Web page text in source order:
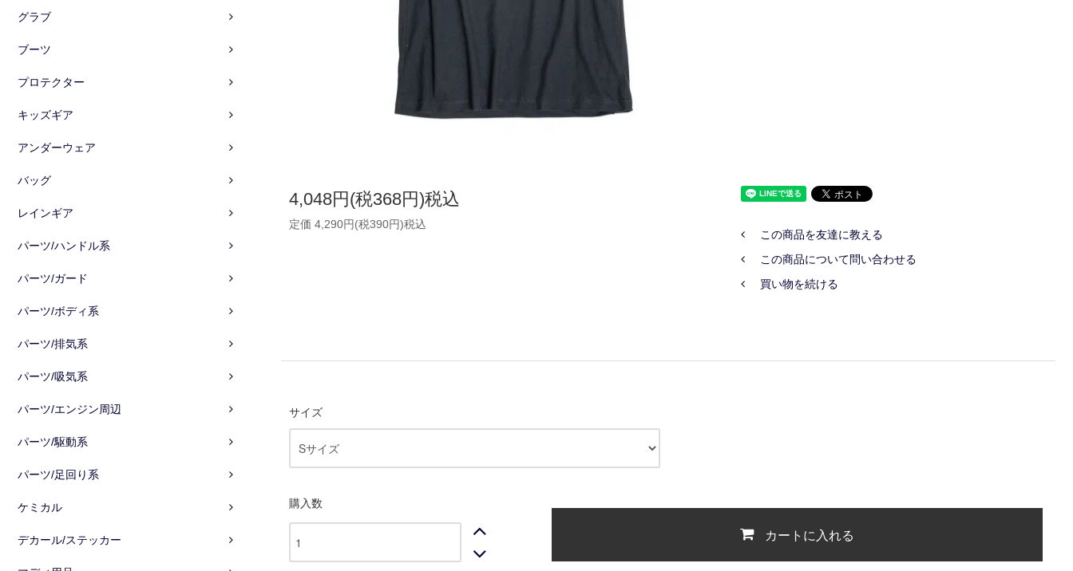
グラブ
ブーツ
プロテクター
キッズギア
アンダーウェア
バッグ
レインギア
パーツ/ハンドル系
パーツ/ガード
パーツ/ボディ系
パーツ/排気系
パーツ/吸気系
パーツ/エンジン周辺
パーツ/駆動系
パーツ/足回り系
ケミカル
デカール/ステッカー
4,048円(税368円)税込
定価 4,290円(税390円)税込
この商品を友達に教える
この商品について問い合わせる
買い物を続ける
サイズ
購入数
カートに入れる